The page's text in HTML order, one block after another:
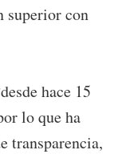
superior con
hace 15
lo que ha
transparencia,